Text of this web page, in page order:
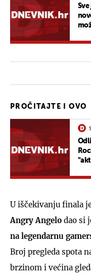
Sve
PROČITAJTE I OVO
U iščekivanju finala
Angry Angelo dao si
na legendarnu
Broj pregleda spota
brzinom i većina